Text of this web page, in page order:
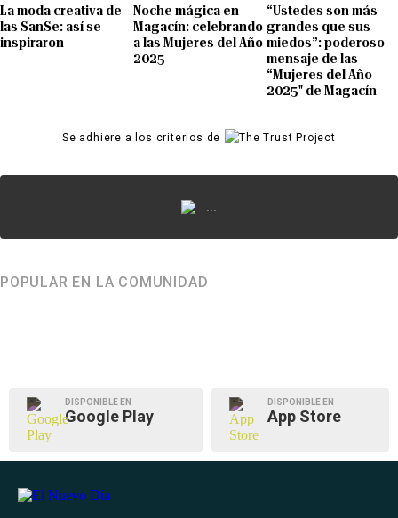
La moda creativa de
las SanSe: así se
inspiraron
Noche mágica en
Magacín: celebrando
a las Mujeres del Año
2025
“Ustedes son más
grandes que sus
miedos”: poderoso
mensaje de las
“Mujeres del Año
2025" de Magacín
Se adhiere a los criterios de
...
POPULAR EN LA COMUNIDAD
DISPONIBLE EN
Google Play
DISPONIBLE EN
App Store